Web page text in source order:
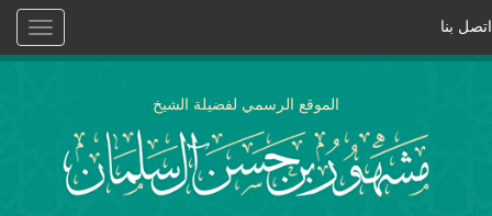
Toggle
اتصل بنا
الموقع الرسمي لفضيلة الشيخ